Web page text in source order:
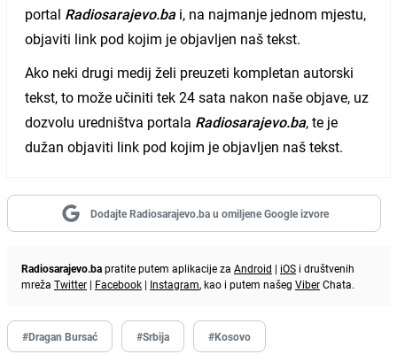
portal Radiosarajevo.bai, na najmanje jednom mjestu,
objaviti link pod kojim je objavljen naš tekst.
Ako neki drugi medij želi preuzeti kompletan autorski
tekst, to može učiniti tek 24 sata nakon naše objave, uz
dozvolu uredništva portala Radiosarajevo.ba, te je
dužan objaviti link pod kojim je objavljen naš tekst.
Dodajte Radiosarajevo.ba u omiljene Google izvore
Radiosarajevo.bapratite putem aplikacije za Android | iOS i društvenih
mreža Twitter | Facebook | Instagram, kao i putem našeg ViberChata.
#Dragan Bursać #Srbija #Kosovo